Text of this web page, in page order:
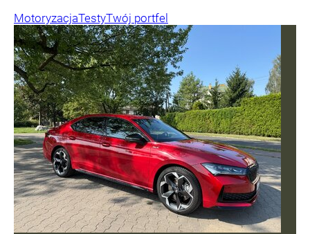
MotoryzacjaTestyTwój portfel